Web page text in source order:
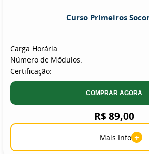
Curso Primeiros
Carga Horária:
Número de Módulos:
Certificação:
COMPRAR AGORA
R$ 89,00
Mais Info +